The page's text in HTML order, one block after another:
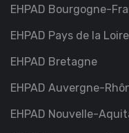
EHPAD Bourgogne-
EHPAD Pays de la Loire
EHPAD Bretagne
EHPAD Auvergne-
EHPAD Nouvelle-